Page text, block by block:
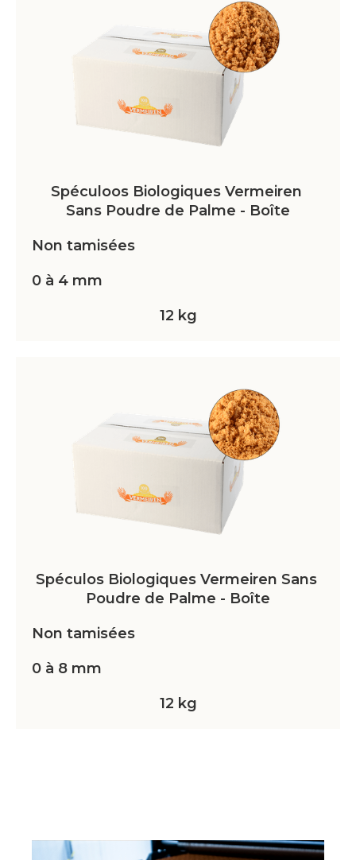
Spéculoos Biologiques Vermeiren
Sans Poudre de Palme - Boîte
Non tamisées
0 à 4 mm
12 kg
Spéculos Biologiques Vermeiren Sans
Poudre de Palme - Boîte
Non tamisées
0 à 8 mm
12 kg